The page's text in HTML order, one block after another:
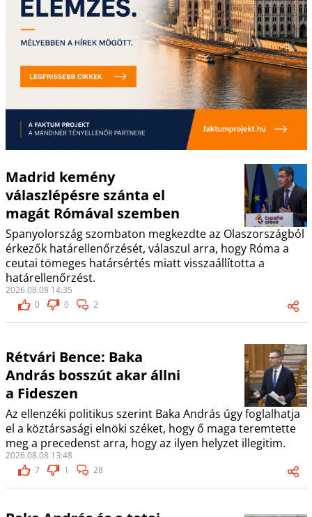
Madrid kemény
válaszlépésre szánta el
magát Rómával szemben
Spanyolország szombaton megkezdte az Olaszországból
érkezők határellenőrzését, válaszul arra, hogy Róma a
ceutai tömeges határsértés miatt visszaállította a
határellenőrzést.
2026.08.08 14:35
0
0 2
Rétvári Bence: Baka
András bosszút akar állni
a Fideszen
Az ellenzéki politikus szerint Baka András úgy foglalhatja
el a köztársasági elnöki széket, hogy ő maga teremtette
meg a precedenst arra, hogy az ilyen helyzet illegitim.
2026.08.08 13:48
7
1 28